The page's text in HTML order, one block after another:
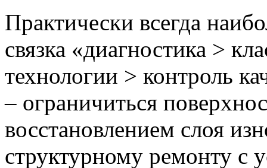
Практически всегда
связка «диагностика >
технологии > контроль
– ограничиться
восстановлением слоя
структурному ремонту с